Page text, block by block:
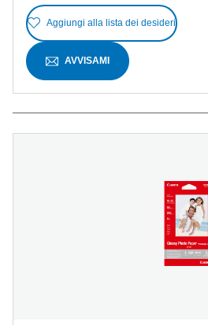
Aggiungi alla lista dei desideri
AVVISAMI